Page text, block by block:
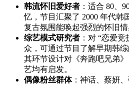
韩流怀旧爱好者 ：适合 80、
忆，节目汇聚了 2000 年代韩
复古氛围能唤起强烈的怀旧情
综艺模式研究者 ：对 “恋爱
众，可通过节目了解早期韩
其环节设计对《奔跑吧兄弟
艺均有启发。
偶像粉丝群体：神话、蔡妍